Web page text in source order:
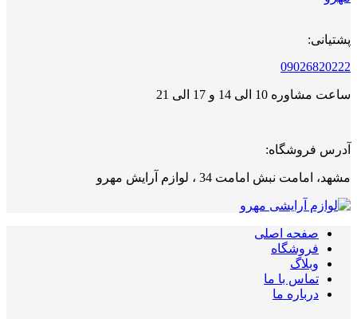
پشتیانی:
09026820222
ساعت مشاوره 10 الی 14 و 17 الی 21
آدرس فروشگاه:
مشهد، امامت نبش امامت 34 ، لوازم آرایش مهرو
صفحه اصلی
فروشگاه
وبلاگ
تماس با ما
درباره ما